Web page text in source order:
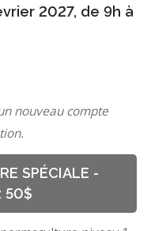
2027, de 9h à
nouveau compte
SPÉCIALE -
50$